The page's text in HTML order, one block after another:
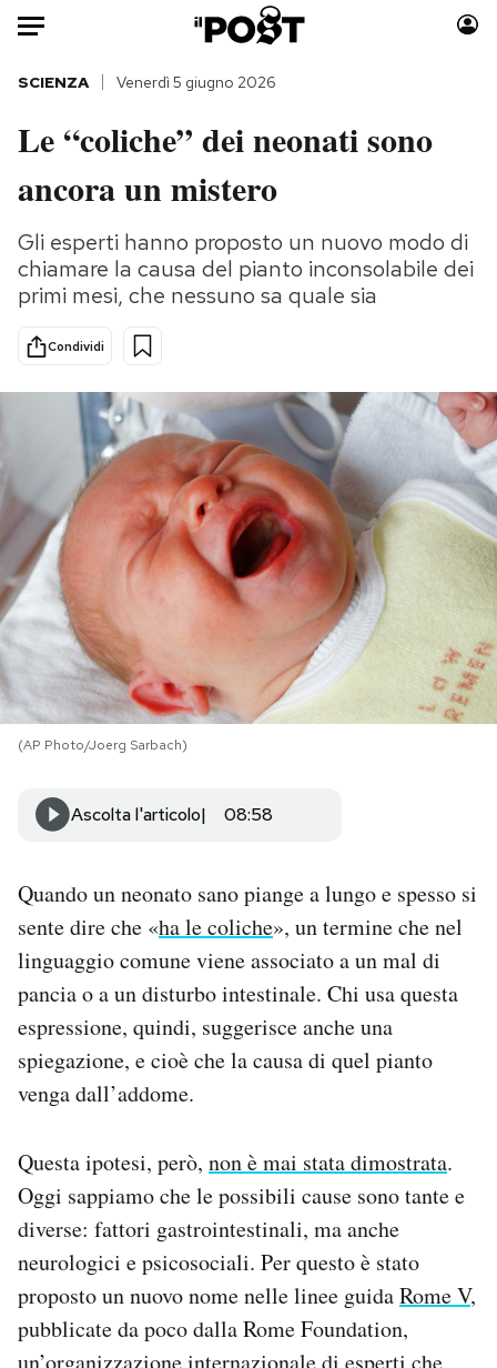
Auto
HOME
Italia
Politica
Tecnologia
Scienza
Economia
Sport
Consumismi
Storie/Idee
Ok Boomer!
Altrecose
Mondiali calcio 2026
PODCAST
NEWSLETTER
I MIEI PREFERITI
CALENDARIO
AREA PERSONALE
Area Personale
Newsletter
Regala il Post
Hai bisogno di aiuto?
Esci
SCIENZA Venerdì 5 giugno 2026
Le “coliche” dei neonati sono
ancora un mistero
Gli esperti hanno proposto un nuovo modo di
chiamare la causa del pianto inconsolabile dei
primi mesi, che nessuno sa quale sia
Condividi
(AP Photo/Joerg Sarbach)
Ascolta l'articolo 08:58
Quando un neonato sano piange a lungo e spesso si
sente dire che «ha le coliche», un termine che nel
linguaggio comune viene associato a un mal di
pancia o a un disturbo intestinale. Chi usa questa
espressione, quindi, suggerisce anche una
spiegazione, e cioè che la causa di quel pianto
venga dall’addome.
Questa ipotesi, però, non è mai stata dimostrata.
Oggi sappiamo che le possibili cause sono tante e
diverse: fattori gastrointestinali, ma anche
neurologici e psicosociali. Per questo è stato
proposto un nuovo nome nelle linee guidaRome V,
pubblicate da poco dalla Rome Foundation,
un’organizzazione internazionale di esperti che